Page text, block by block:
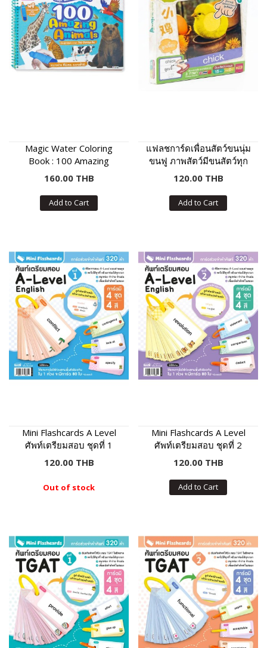
Magic Water Coloring
Book : 100 Amazing
Animals
160.00 THB
Add to Cart
แฟลชการ์ดเพื่อนสัตว์ขนนุ่ม
ขนฟู ภาพสัตว์มีขนสัตว์ทุก
แผ่น พร้อมคำศัพท์ 3 ภาษา
ฝึกเขียนได้
120.00 THB
Add to Cart
Mini Flashcards A Level
ศัพท์เตรียมสอบ ชุดที่ 1
120.00 THB
Out of stock
Mini Flashcards A Level
ศัพท์เตรียมสอบ ชุดที่ 2
120.00 THB
Add to Cart